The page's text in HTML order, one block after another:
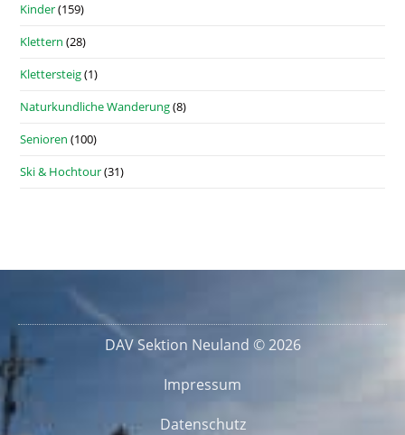
Kinder(159)
Klettern (28)
Klettersteig(1)
Naturkundliche Wanderung(8)
Senioren (100)
Ski & Hochtour(31)
DAV Sektion Neuland © 2026
Impressum
Datenschutz